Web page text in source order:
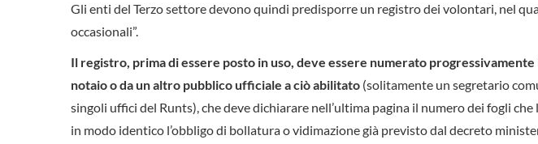
Gli enti del Terzo settore devono quindi predisporre un registro dei volontari, nel
occasionali”.
Il registro, prima di essere posto in uso, deve essere numerato progressivamente
notaio o da un altro pubblico ufficiale a ciò abilitato (solitamente un segretario
singoli uffici del Runts), che deve dichiarare nell’ultima pagina il numero dei fogli
in modo identico l’obbligo di bollatura o vidimazione già previsto dal decreto